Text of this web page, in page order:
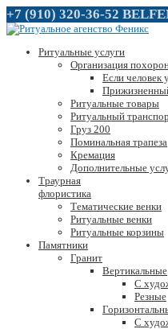
+7 (910) 320-36-52
Ритуальные услуги
Организация
Если человек
Ритуальные товары
Ритуальный
Груз 200
Поминальная трапеза
Кремация
Дополнительные
Траурная
флористика
Тематические венки
Ритуальные венки
Ритуальные корзины
Памятники
Гранит
Вертикальные
С
Резные
С